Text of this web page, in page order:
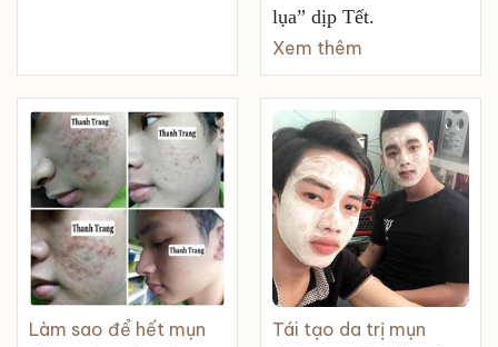
lụa” dịp Tết.
Xem thêm
Làm sao để hết mụn
Tái tạo da trị mụn